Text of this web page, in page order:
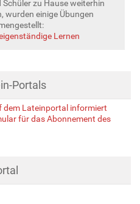
zu Hause weiterhin
wurden einige Übungen
Lernen
Portals
dem Lateinportal informiert
für das Abonnement des